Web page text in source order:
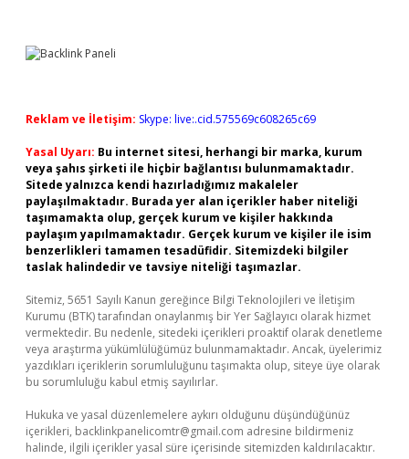
Reklam ve İletişim: Skype: live:.cid.575569c608265c69
Yasal Uyarı: Bu internet sitesi, herhangi bir marka, kurum
veya şahıs şirketi ile hiçbir bağlantısı bulunmamaktadır.
Sitede yalnızca kendi hazırladığımız makaleler
paylaşılmaktadır. Burada yer alan içerikler haber niteliği
taşımamakta olup, gerçek kurum ve kişiler hakkında
paylaşım yapılmamaktadır. Gerçek kurum ve kişiler ile isim
benzerlikleri tamamen tesadüfidir. Sitemizdeki bilgiler
taslak halindedir ve tavsiye niteliği taşımazlar.
Sitemiz, 5651 Sayılı Kanun gereğince Bilgi Teknolojileri ve İletişim
Kurumu (BTK) tarafından onaylanmış bir Yer Sağlayıcı olarak hizmet
vermektedir. Bu nedenle, sitedeki içerikleri proaktif olarak denetleme
veya araştırma yükümlülüğümüz bulunmamaktadır. Ancak, üyelerimiz
yazdıkları içeriklerin sorumluluğunu taşımakta olup, siteye üye olarak
bu sorumluluğu kabul etmiş sayılırlar.
Hukuka ve yasal düzenlemelere aykırı olduğunu düşündüğünüz
içerikleri, backlinkpanelicomtr@gmail.com adresine bildirmeniz
halinde, ilgili içerikler yasal süre içerisinde sitemizden kaldırılacaktır.